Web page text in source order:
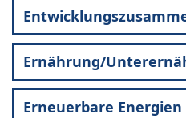
Ernährung/
Erneuerbare Energien